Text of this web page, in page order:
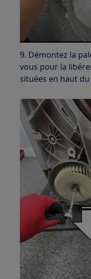
9. Démontez la
vous pour la
situées en haut